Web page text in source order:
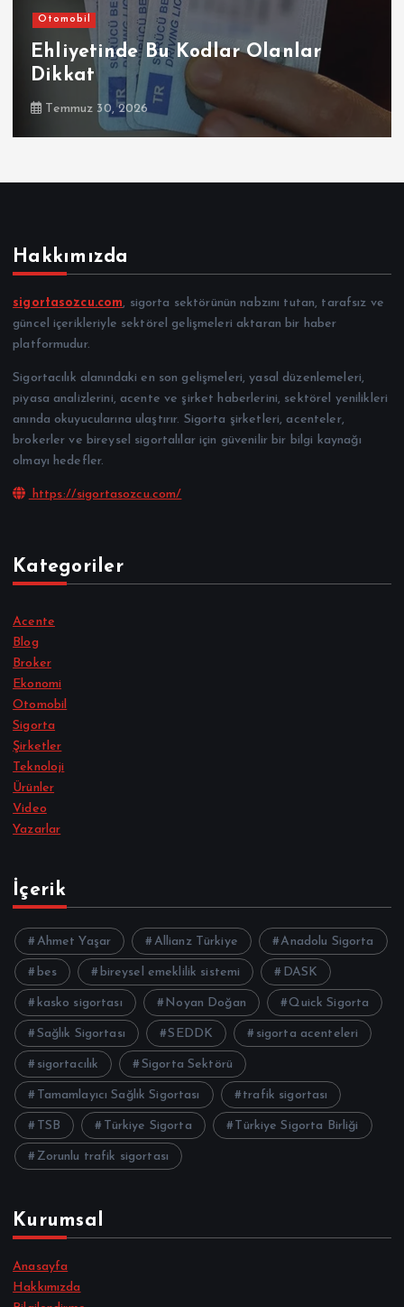
Otomobil
Ehliyetinde Bu Kodlar Olanlar
Dikkat
Temmuz 30, 2026
Hakkımızda
sigortasozcu.com, sigorta sektörünün nabzını tutan, tarafsız ve
güncel içerikleriyle sektörel gelişmeleri aktaran bir haber
platformudur.
Sigortacılık alanındaki en son gelişmeleri, yasal düzenlemeleri,
piyasa analizlerini, acente ve şirket haberlerini, sektörel yenilikleri
anında okuyucularına ulaştırır. Sigorta şirketleri, acenteler,
brokerler ve bireysel sigortalılar için güvenilir bir bilgi kaynağı
olmayı hedefler.
https://sigortasozcu.com/
Kategoriler
Acente
Blog
Broker
Ekonomi
Otomobil
Sigorta
Şirketler
Teknoloji
Ürünler
Video
Yazarlar
İçerik
Ahmet Yaşar Allianz Türkiye Anadolu Sigorta
bes bireysel emeklilik sistemi DASK
kasko sigortası Noyan Doğan Quick Sigorta
Sağlık Sigortası SEDDK sigorta acenteleri
sigortacılık Sigorta Sektörü
Tamamlayıcı Sağlık Sigortası trafik sigortası
TSB Türkiye Sigorta Türkiye Sigorta Birliği
Zorunlu trafik sigortası
Kurumsal
Anasayfa
Hakkımızda